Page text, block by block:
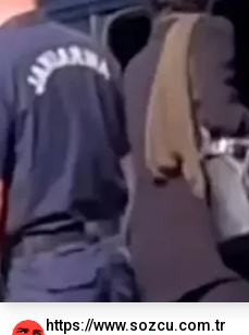
https://www.sozcu.com.tr